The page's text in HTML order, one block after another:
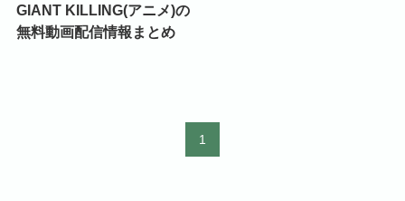
GIANT KILLING(アニメ)の
無料動画配信情報まとめ
1